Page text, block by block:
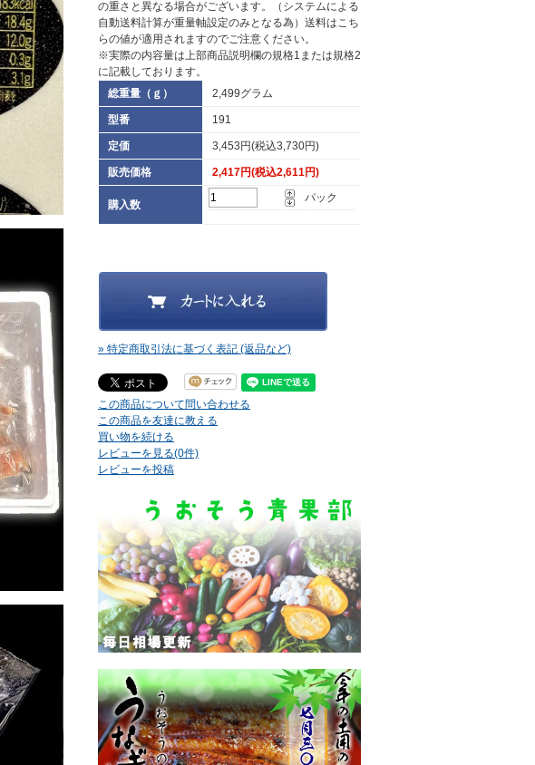
の重さと異なる場合がございます。（システムによる
自動送料計算が重量軸設定のみとなる為）送料はこち
らの値が適用されますのでご注意ください。
※実際の内容量は上部商品説明欄の規格1または規格2
に記載しております。
総重量（ｇ）
2,499グラム
型番 191
定価 3,453円(税込3,730円)
販売価格 2,417円(税込2,611円)
購入数
パック
» 特定商取引法に基づく表記 (返品など)
この商品について問い合わせる
この商品を友達に教える
買い物を続ける
レビューを見る(0件)
レビューを投稿